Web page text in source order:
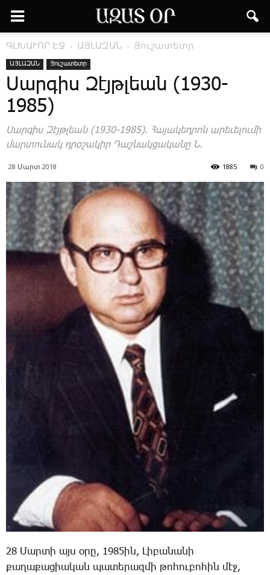
ԳԼԽԱՒՈՐ ԷՋ ԱՅԼԱԶԱՆ Յուշատետր
ԱՅԼԱԶԱՆ Յուշատետր
Սարգիս Զէյթլեան (1930-
1985)
Սարգիս Զէյթլեան (1930-1985). Հայակեդրոն արեւելումի
մարտունակ դրօշակիր Դաշնակցականը Ն.
28 Մարտ 2018 0
1885
28 ­Մար­տի այս օ­րը, 1985ին, ­Լի­բա­նա­նի
քա­ղա­քա­ցիա­կան պա­տե­րազ­մի թո­հու­բո­հին մէջ,